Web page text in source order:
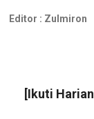
Editor : Zulmiron
[Ikuti